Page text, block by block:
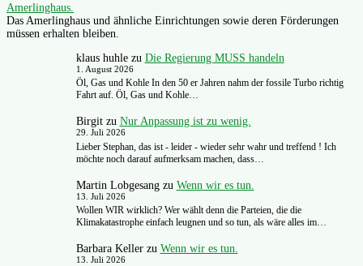
Amerlinghaus.
Das Amerlinghaus und ähnliche Einrichtungen sowie deren Förderungen
müssen erhalten bleiben.
klaus huhlezu Die Regierung MUSS handeln
1. August 2026
Öl, Gas und Kohle In den 50 er Jahren nahm der fossile Turbo richtig
Fahrt auf. Öl, Gas und Kohle…
Birgitzu Nur Anpassung ist zu wenig.
29. Juli 2026
Lieber Stephan, das ist - leider - wieder sehr wahr und treffend ! Ich
möchte noch darauf aufmerksam machen, dass…
Martin Lobgesangzu Wenn wir es tun.
13. Juli 2026
Wollen WIR wirklich? Wer wählt denn die Parteien, die die
Klimakatastrophe einfach leugnen und so tun, als wäre alles im…
Barbara Kellerzu Wenn wir es tun.
13. Juli 2026